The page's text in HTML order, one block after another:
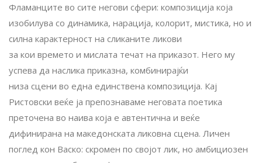
Фламанците во сите негови сфери: композиција која
изобилува со динамика, нарација, колорит, мистика, но и
силна карактерност на сликаните ликови
за кои времето и мислата течат на приказот. Него му
успева да наслика приказна, комбинирајќи
низа сцени во една единствена композиција. Кај
Ристовски веќе ја препознаваме неговата поетика
преточена во наива која е автентична и веќе
дифинирана на македонската ликовна сцена. Личен
поглед кон Васко: скромен по својот лик, но амбициозен